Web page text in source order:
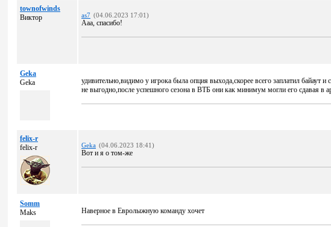
townofwinds
Виктор
as7 (04.06.2023 17:01)
Ааа, спасибо!
Geka
Geka
удивительно,видимо у игрока была опция выхода,скорее всего заплатил байаут
не выгодно,после успешного сезона в ВТБ они как минимум могли его сдавая в
felix-r
felix-r
Geka (04.06.2023 18:41)
Вот и я о том-же
Somm
Maks
Наверное в Евролыжную команду хочет